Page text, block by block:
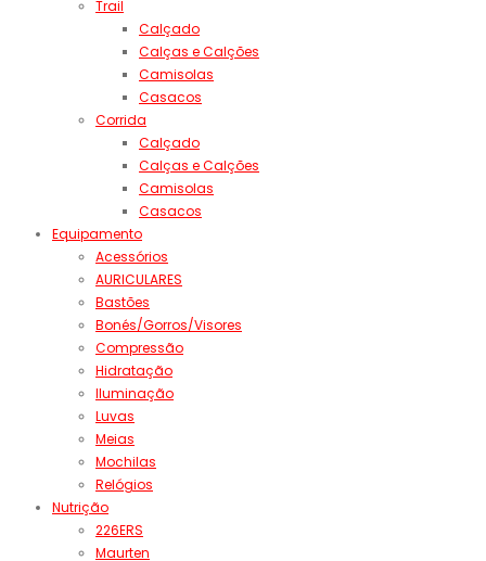
Trail
Calçado
Calças e Calções
Camisolas
Casacos
Corrida
Calçado
Calças e Calções
Camisolas
Casacos
Equipamento
Acessórios
AURICULARES
Bastões
Bonés/Gorros/Visores
Compressão
Hidratação
Iluminação
Luvas
Meias
Mochilas
Relógios
Nutrição
226ERS
Maurten